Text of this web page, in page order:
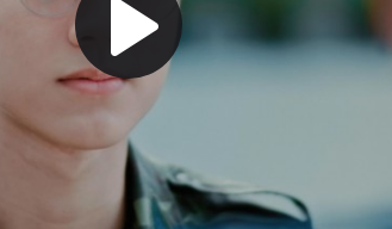
Play
Video